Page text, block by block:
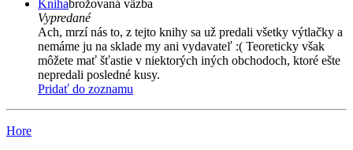
Knihabrožovaná väzba
Vypredané
Ach, mrzí nás to, z tejto knihy sa už predali všetky výtlačky a
nemáme ju na sklade my ani vydavateľ :( Teoreticky však
môžete mať šťastie v niektorých iných obchodoch, ktoré ešte
nepredali posledné kusy.
Pridať do zoznamu
Hore